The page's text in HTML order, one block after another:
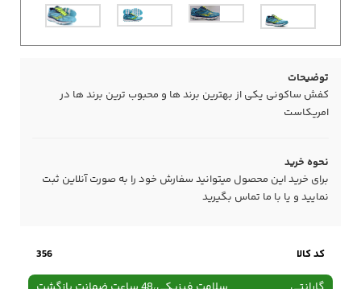
توضیحات
کفش ساکونی یکی از بهترین برند ها و محبوب ترین برند ها در
امریکاست
نحوه خرید
برای خرید این محصول میتوانید سفارش خود را به صورت آنلاین ثبت
نمایید و یا با ما تماس بگیرید
کد کالا 356